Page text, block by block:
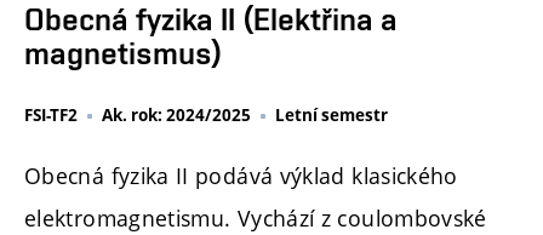
Obecná fyzika II (Elektřina a
magnetismus)
FSI-TF2 Ak. rok: 2024/2025 Letní semestr
Obecná fyzika II podává výklad klasického
elektromagnetismu. Vychází z coulombovské